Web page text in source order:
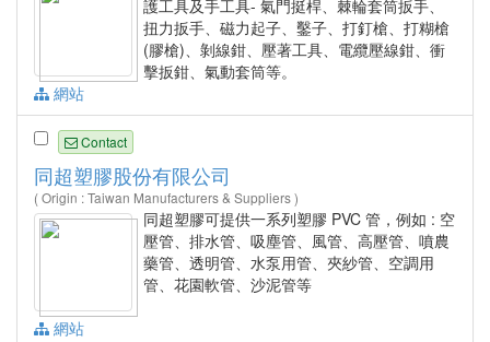
護工具及手工具- 氣門挺桿、棘輪套筒扳手、
扭力扳手、磁力起子、鑿子、打釘槍、打糊槍
(膠槍)、剝線鉗、壓著工具、電纜壓線鉗、衝
擊扳鉗、氣動套筒等。
網站
Contact
同超塑膠股份有限公司
( Origin : Taiwan Manufacturers & Suppliers )
同超塑膠可提供一系列塑膠 PVC 管，例如 : 空
壓管、排水管、吸塵管、風管、高壓管、噴農
藥管、透明管、水泵用管、夾紗管、空調用
管、花園軟管、沙泥管等
網站